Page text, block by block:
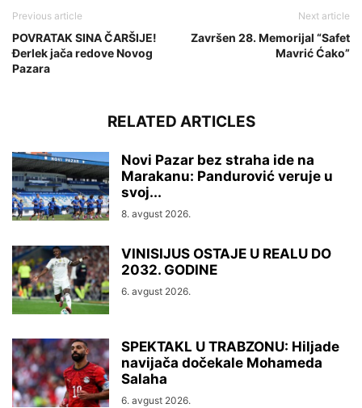
Previous article
POVRATAK SINA ČARŠIJE!
Đerlek jača redove Novog
Pazara
Next article
Završen 28. Memorijal “Safet
Mavrić Ćako”
RELATED ARTICLES
Novi Pazar bez straha ide na
Marakanu: Pandurović veruje u
svoj...
8. avgust 2026.
VINISIJUS OSTAJE U REALU DO
2032. GODINE
6. avgust 2026.
SPEKTAKL U TRABZONU: Hiljade
navijača dočekale Mohameda
Salaha
6. avgust 2026.